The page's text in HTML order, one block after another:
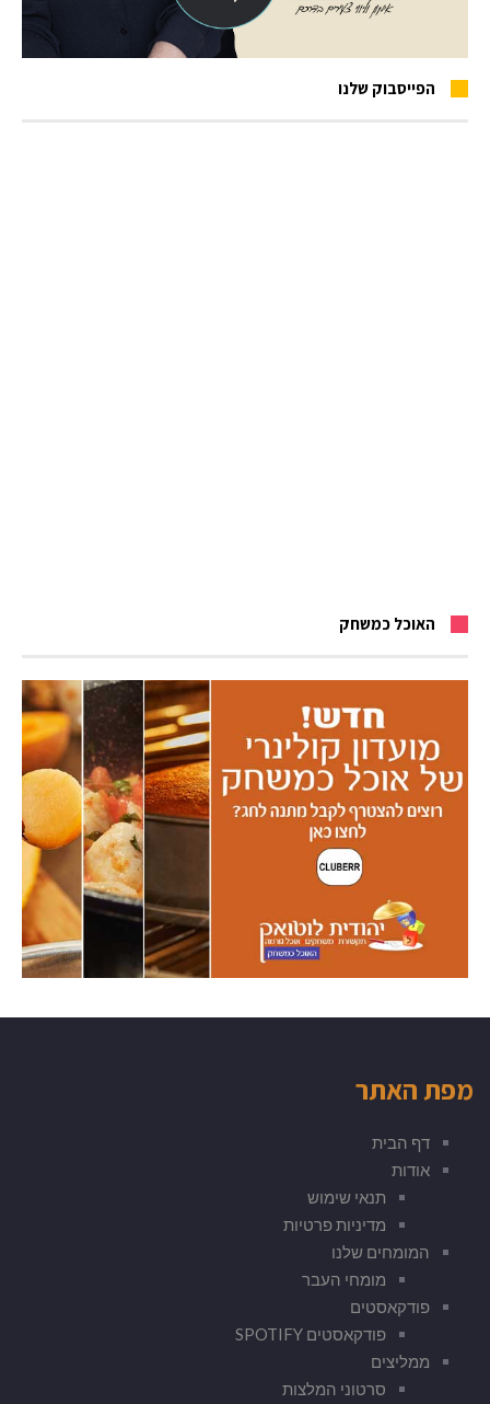
הפייסבוק שלנו
האוכל כמשחק
מפת האתר
דף הבית
אודות
תנאי שימוש
מדיניות פרטיות
המומחים שלנו
מומחי העבר
פודקאסטים
פודקאסטים SPOTIFY
ממליצים
סרטוני המלצות